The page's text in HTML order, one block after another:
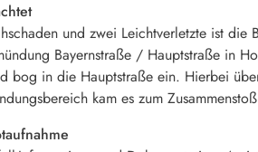
und zwei Leichtverletzte ist die
Bayernstraße / Hauptstraße in
bog in die Hauptstraße ein. Hierbei
kam es zum